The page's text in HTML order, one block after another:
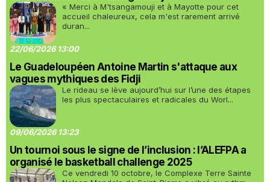
« Merci à M'tsangamouji et à Mayotte pour cet
accueil chaleureux, cela m'est rarement arrivé
duran...
22/06/2026 13:00
Le Guadeloupéen Antoine Martin s'attaque aux
vagues mythiques des Fidji
Le rideau se lève aujourd’hui sur l’une des étapes
les plus spectaculaires et radicales du Worl...
09/06/2026 13:23
Un tournoi sous le signe de l’inclusion : l’ALEFPA a
organisé le basketball challenge 2025
Ce vendredi 10 octobre, le Complexe Terre Sainte